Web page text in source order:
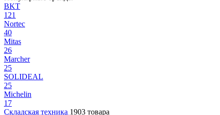
BKT
121
Nortec
40
Mitas
26
Marcher
25
SOLIDEAL
25
Michelin
17
Складская техника 1903 товара